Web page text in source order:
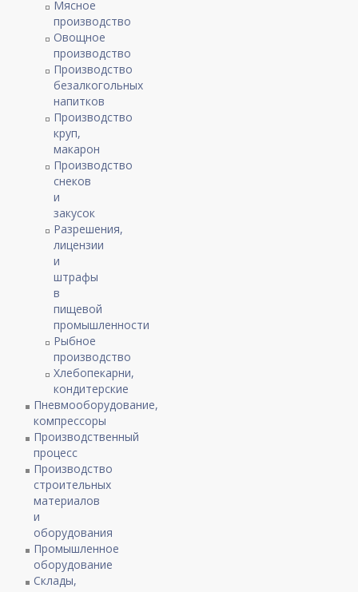
Мясное
производство
Овощное
производство
Производство
безалкогольных
напитков
Производство
круп,
макарон
Производство
снеков
и
закусок
Разрешения,
лицензии
и
штрафы
в
пищевой
промышленности
Рыбное
производство
Хлебопекарни,
кондитерские
Пневмооборудование,
компрессоры
Производственный
процесс
Производство
строительных
материалов
и
оборудования
Промышленное
оборудование
Склады,